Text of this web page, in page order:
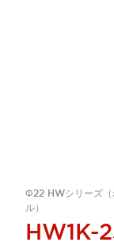
Φ22 HWシリーズ
ル）
HW1K-